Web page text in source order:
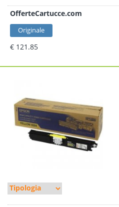
OfferteCartucce.com
Originale
€ 121.85